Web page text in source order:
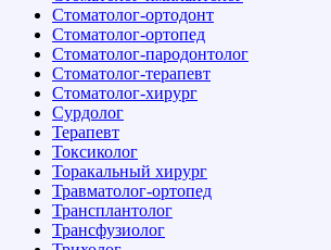
Стоматолог-ортодонт
Стоматолог-ортопед
Стоматолог-пародонтолог
Стоматолог-терапевт
Стоматолог-хирург
Сурдолог
Терапевт
Токсиколог
Торакальный хирург
Травматолог-ортопед
Трансплантолог
Трансфузиолог